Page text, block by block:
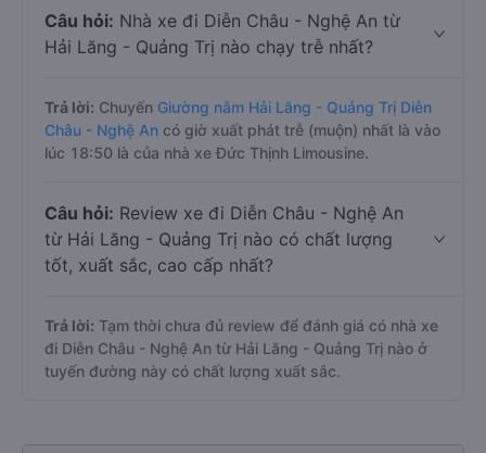
Câu hỏi: Nhà xe đi Diễn Châu - Nghệ An từ
Hải Lăng - Quảng Trị nào chạy trễ nhất?
Trả lời: Chuyến Giường nằm Hải Lăng - Quảng Trị Diễn
Châu - Nghệ An có giờ xuất phát trễ (muộn) nhất là vào
lúc 18:50 là của nhà xe Đức Thịnh Limousine.
Câu hỏi: Review xe đi Diễn Châu - Nghệ An
từ Hải Lăng - Quảng Trị nào có chất lượng
tốt, xuất sắc, cao cấp nhất?
Trả lời: Tạm thời chưa đủ review để đánh giá có nhà xe
đi Diễn Châu - Nghệ An từ Hải Lăng - Quảng Trị nào ở
tuyến đường này có chất lượng xuất sắc.